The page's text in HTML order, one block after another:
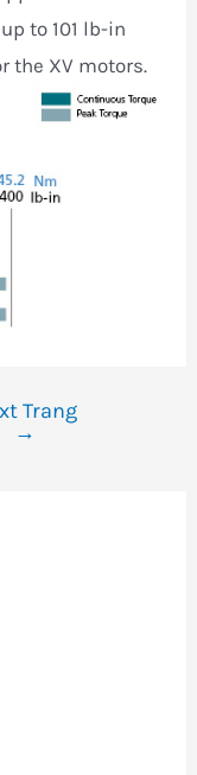
to 101 lb-in
the XV motors.
Trang
→